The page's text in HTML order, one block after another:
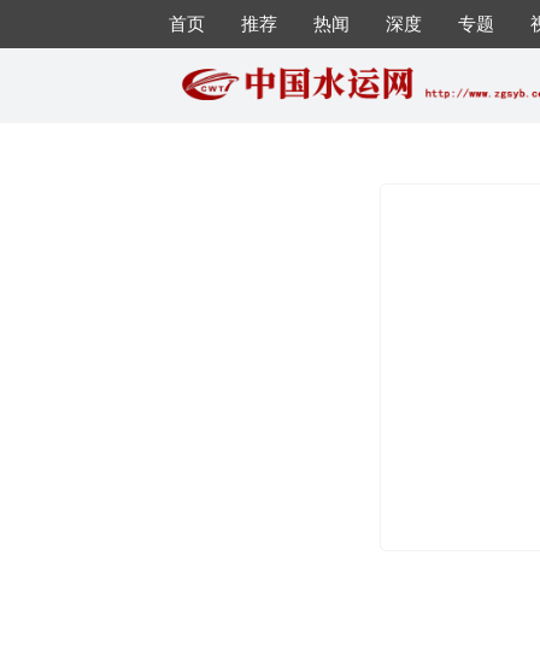
首页 推荐 热闻 深度 专题